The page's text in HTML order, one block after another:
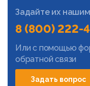
Задайте их
8 (800) 222-
Или с помощью
обратной связи
Задать вопрос